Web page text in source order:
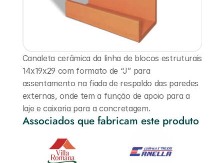
Associados que fabricam este produto
Canaleta cerâmica da linha de blocos estruturais
14x19x29 com formato de “J” para
assentamento na fiada de respaldo das paredes
externas, onde tem a função de apoio para a
laje e caixaria para a concretagem.